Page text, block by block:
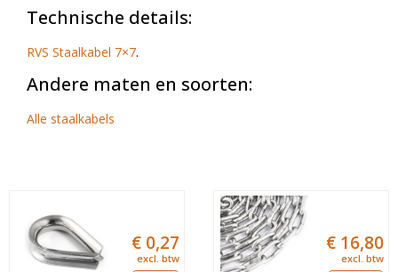
Technische details:
RVS Staalkabel 7×7.
Andere maten en soorten:
Alle staalkabels
€ 0,27
excl. btw
€ 16,80
excl. btw